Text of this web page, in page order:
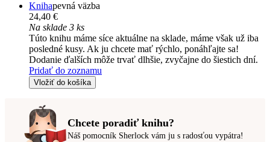
Knihapevná väzba
24,40 €
Na sklade 3 ks
Túto knihu máme síce aktuálne na sklade, máme však už iba
posledné kusy. Ak ju chcete mať rýchlo, ponáhľajte sa!
Dodanie ďalších môže trvať dlhšie, zvyčajne do šiestich dní.
Pridať do zoznamu
Vložiť do košíka
Chcete poradiť knihu?
Náš pomocník Sherlock vám ju s radosťou vypátra!